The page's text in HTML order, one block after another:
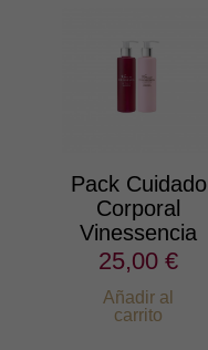
Pack Cuidado
Corporal
Vinessencia
25,00 €
Añadir al
carrito